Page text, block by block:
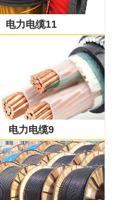
电力电缆11
电力电缆9